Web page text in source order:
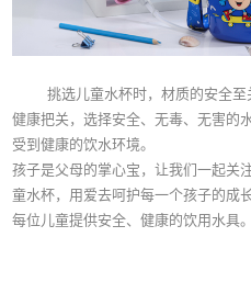
挑选儿童水杯时，材质的安全至
健康把关，选择安全、无毒、无害的
受到健康的饮水环境。
孩子是父母的掌心宝，让我们一起关
童水杯，用爱去呵护每一个孩子的成
每位儿童提供安全、健康的饮用水具。